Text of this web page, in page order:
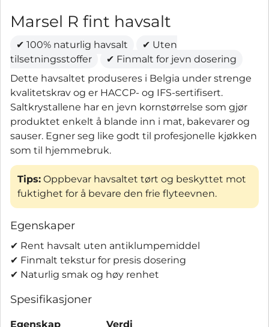
Marsel R fint havsalt
✔ 100% naturlig havsalt
✔ Uten
tilsetningsstoffer
✔ Finmalt for jevn dosering
Dette havsaltet produseres i Belgia under strenge
kvalitetskrav og er HACCP- og IFS-sertifisert.
Saltkrystallene har en jevn kornstørrelse som gjør
produktet enkelt å blande inn i mat, bakevarer og
sauser. Egner seg like godt til profesjonelle kjøkken
som til hjemmebruk.
Tips: Oppbevar havsaltet tørt og beskyttet mot
fuktighet for å bevare den frie flyteevnen.
Egenskaper
✔ Rent havsalt uten antiklumpemiddel
✔ Finmalt tekstur for presis dosering
✔ Naturlig smak og høy renhet
Spesifikasjoner
Egenskap Verdi